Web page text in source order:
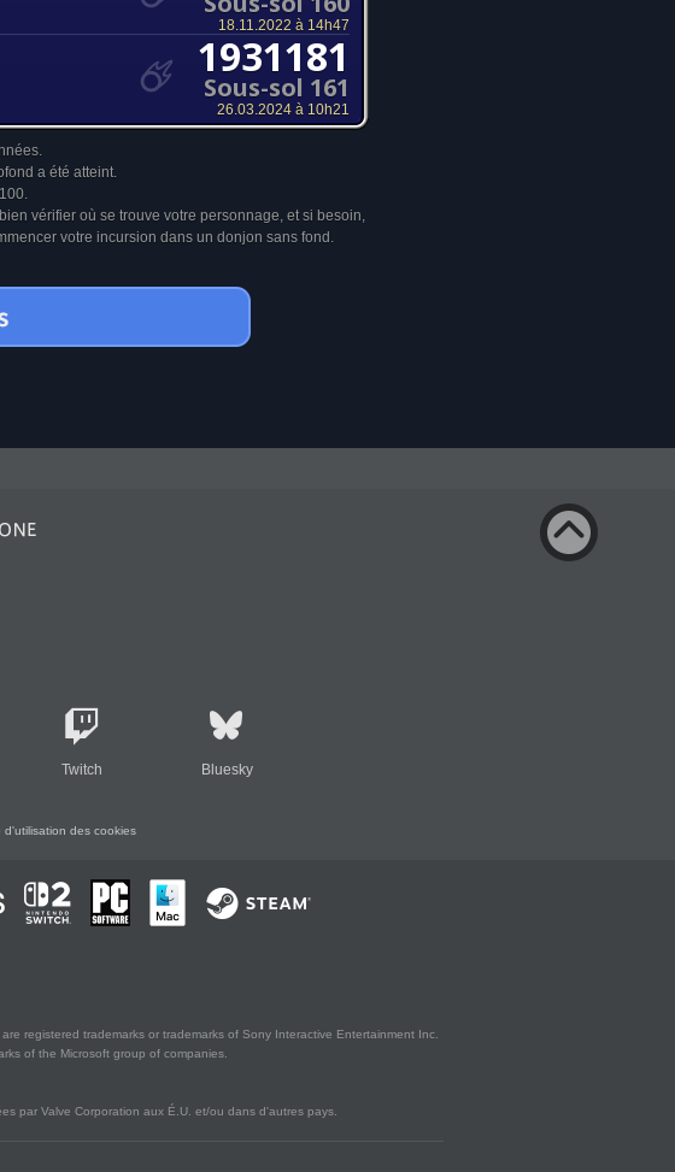
18.11.2022 à 14h47
1931181
Sous-sol 161
26.03.2024 à 10h21
a été atteint.
vérifier où se trouve votre personnage, et si besoin,
votre incursion dans un donjon sans fond.
Twitch Bluesky
d'utilisation des cookies
registered trademarks or trademarks of Sony Interactive Entertainment Inc.
of the Microsoft group of companies.
par Valve Corporation aux É.U. et/ou dans d'autres pays.